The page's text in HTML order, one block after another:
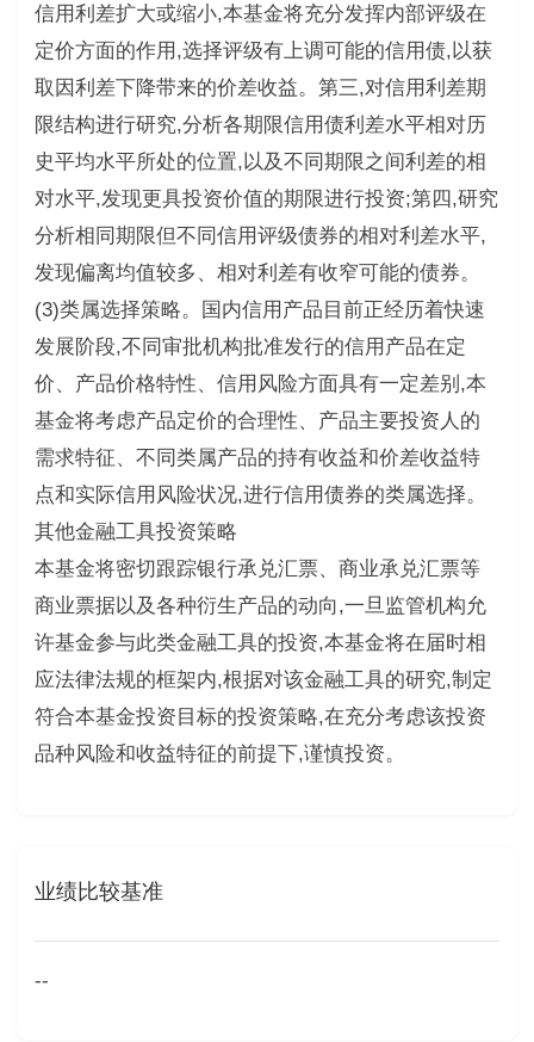
信用利差扩大或缩小,本基金将充分发挥内部评级在
定价方面的作用,选择评级有上调可能的信用债,以获
取因利差下降带来的价差收益。第三,对信用利差期
限结构进行研究,分析各期限信用债利差水平相对历
史平均水平所处的位置,以及不同期限之间利差的相
对水平,发现更具投资价值的期限进行投资;第四,研究
分析相同期限但不同信用评级债券的相对利差水平,
发现偏离均值较多、相对利差有收窄可能的债券。
(3)类属选择策略。国内信用产品目前正经历着快速
发展阶段,不同审批机构批准发行的信用产品在定
价、产品价格特性、信用风险方面具有一定差别,本
基金将考虑产品定价的合理性、产品主要投资人的
需求特征、不同类属产品的持有收益和价差收益特
点和实际信用风险状况,进行信用债券的类属选择。
其他金融工具投资策略
本基金将密切跟踪银行承兑汇票、商业承兑汇票等
商业票据以及各种衍生产品的动向,一旦监管机构允
许基金参与此类金融工具的投资,本基金将在届时相
应法律法规的框架内,根据对该金融工具的研究,制定
符合本基金投资目标的投资策略,在充分考虑该投资
品种风险和收益特征的前提下,谨慎投资。
业绩比较基准
--